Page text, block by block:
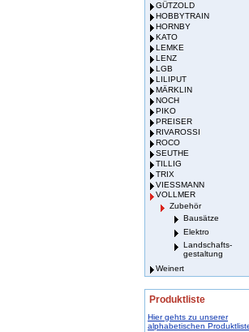
GÜTZOLD
HOBBYTRAIN
HORNBY
KATO
LEMKE
LENZ
LGB
LILIPUT
MÄRKLIN
NOCH
PIKO
PREISER
RIVAROSSI
ROCO
SEUTHE
TILLIG
TRIX
VIESSMANN
VOLLMER
Zubehör
Bausätze
Elektro
Landschafts-
gestaltung
Weinert
Produktliste
Hier gehts zu unserer
alphabetischen